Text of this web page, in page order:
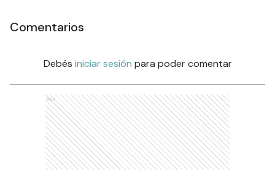
Comentarios
Debés iniciar sesión para poder comentar
Ads